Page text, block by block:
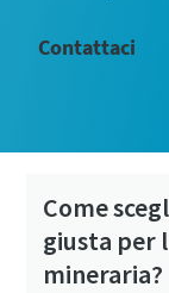
Contattaci
Come
giusta per
mineraria?